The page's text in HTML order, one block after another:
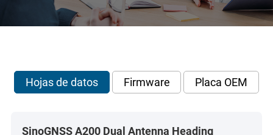
Hojas de datos Firmware Placa OEM
SinoGNSS A200 Dual Antenna Heading